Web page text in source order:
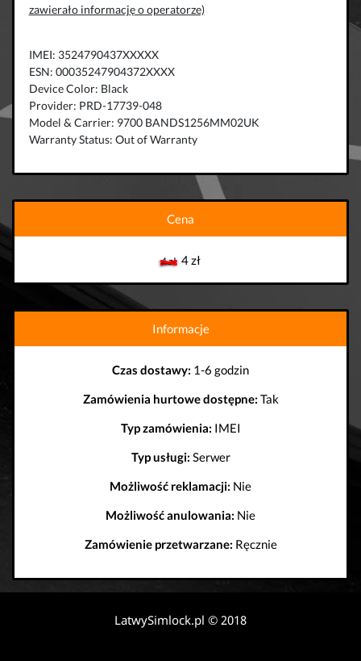
zawierało informację o operatorze)
IMEI: 3524790437XXXXX
ESN: 00035247904372XXXX
Device Color: Black
Provider: PRD-17739-048
Model & Carrier: 9700 BANDS1256MM02UK
Warranty Status: Out of Warranty
Cena
4 zł4 zł
Informacje
Czas dostawy: 1-6 godzin
Zamówienia hurtowe dostępne: Tak
Typ zamówienia: IMEI
Typ usługi: Serwer
Możliwość reklamacji: Nie
Możliwość anulowania: Nie
Zamówienie przetwarzane: Ręcznie
LatwySimlock.pl © 2018